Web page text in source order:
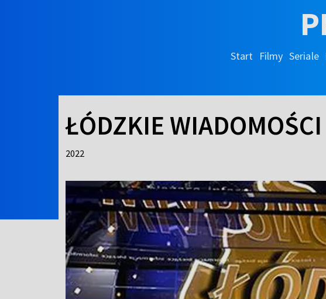
Start Filmy Seriale
ŁÓDZKIE
2022